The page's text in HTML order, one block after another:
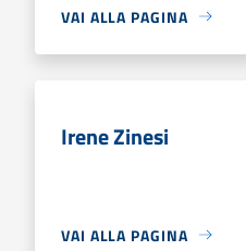
VAI ALLA PAGINA
Irene Zinesi
VAI ALLA PAGINA